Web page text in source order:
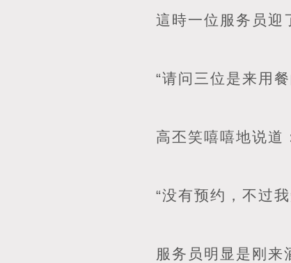
這時一位服务员迎
“请问三位是来用
高丕笑嘻嘻地说道
“没有预约，不过
服务员明显是刚来